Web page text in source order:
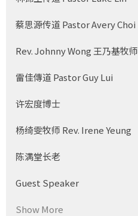
蔡思源传道 Pastor Avery Choi
Rev. Johnny Wong 王乃基牧师
雷佳傳道 Pastor Guy Lui
许宏度博士
杨绮雯牧师 Rev. Irene Yeung
陈满堂长老
Guest Speaker
Show More